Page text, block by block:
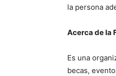
la persona
Acerca de la
Es una
becas,